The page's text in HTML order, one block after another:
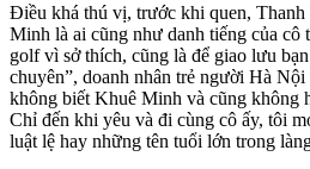
Điều khá thú vị, trước khi quen,
Minh là ai cũng như danh tiếng của cô
golf vì sở thích, cũng là để giao lưu
chuyên”, doanh nhân trẻ người Hà
không biết Khuê Minh và cũng không
Chỉ đến khi yêu và đi cùng cô ấy, tôi
luật lệ hay những tên tuổi lớn trong